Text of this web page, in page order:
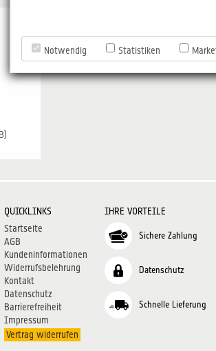
Notwendig Statistiken
IHRE VORTEILE
Sichere Zahlung
Datenschutz
Schnelle Lieferung
QUICKLINKS
Startseite
AGB
Kundeninformationen
Widerrufsbelehrung
Kontakt
Datenschutz
Barrierefreiheit
Impressum
Vertrag widerrufen